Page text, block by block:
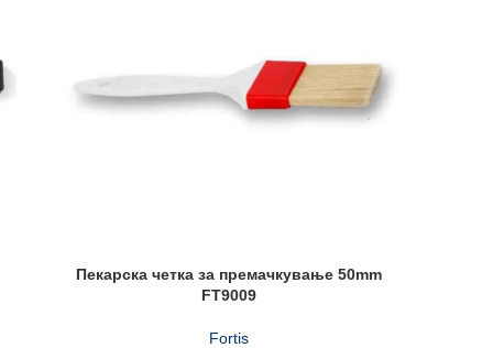
Пекарска четка за премачкување 50mm
FT9009
Fortis